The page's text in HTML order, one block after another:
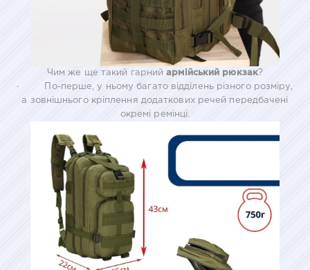
Чим же ще такий гарнийармійський рюкзак?
· По-перше, у ньому багато відділень різного розміру,
а зовнішнього кріплення додаткових речей передбачені
окремі ремінці.